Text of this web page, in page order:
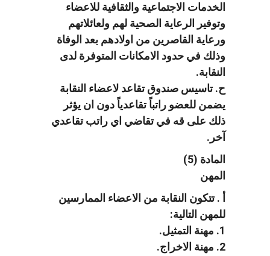
الخدمات الاجتماعية والثقافية للاعضاء
وتوفير الرعاية الصحية لهم ولعائلاتهم
ورعاية القاصرين من اولادهم بعد الوفاة
وذلك في حدود الامكانات المتوفرة لدى
النقابة.
ح. تاسيس صندوق تقاعد لاعضاء النقابة
يضمن للعضو راتباً تقاعدياً دون ان يؤثر
ذلك على قه في تقاضي اي راتب تقاعدي
آخر.
المادة (5)
المهن
أ . تتكون النقابة من الاعضاء الممارسين
للمهن التالية:
1. مهنة التمثيل.
2. مهنة الاخراج.